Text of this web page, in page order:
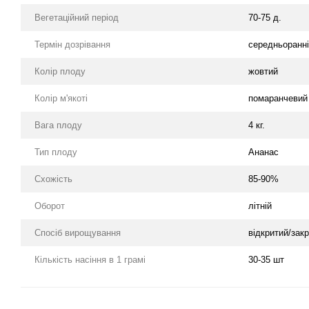
Вегетаційний період 70-75 д.
Термін дозрівання
Колір плоду жовтий
Колір м'якоті помаранчевий
Вага плоду 4 кг.
Тип плоду Ананас
Схожість 85-90%
Оборот літній
Спосіб вирощування відкритий/
Кількість насіння в 1 грамі 30-35 шт